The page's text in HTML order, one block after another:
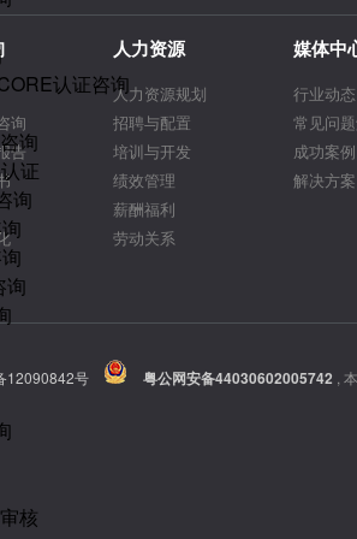
认证咨询
询
证
询
询
核
询
告
人力资源
人力资源规划
招聘与配置
培训与开发
绩效管理
薪酬福利
劳动关系
媒体中
行业动态
常见问
成功案例
解决方案
12090842号 粤公网安备44030602005742 ,